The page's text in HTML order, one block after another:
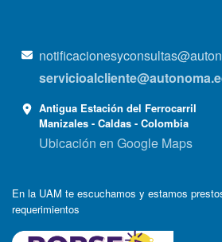
Antigua Estación del Ferrocarril
Manizales - Caldas - Colombia
Ubicación en Google Maps
En la UAM te escuchamos y estamos
requerimientos